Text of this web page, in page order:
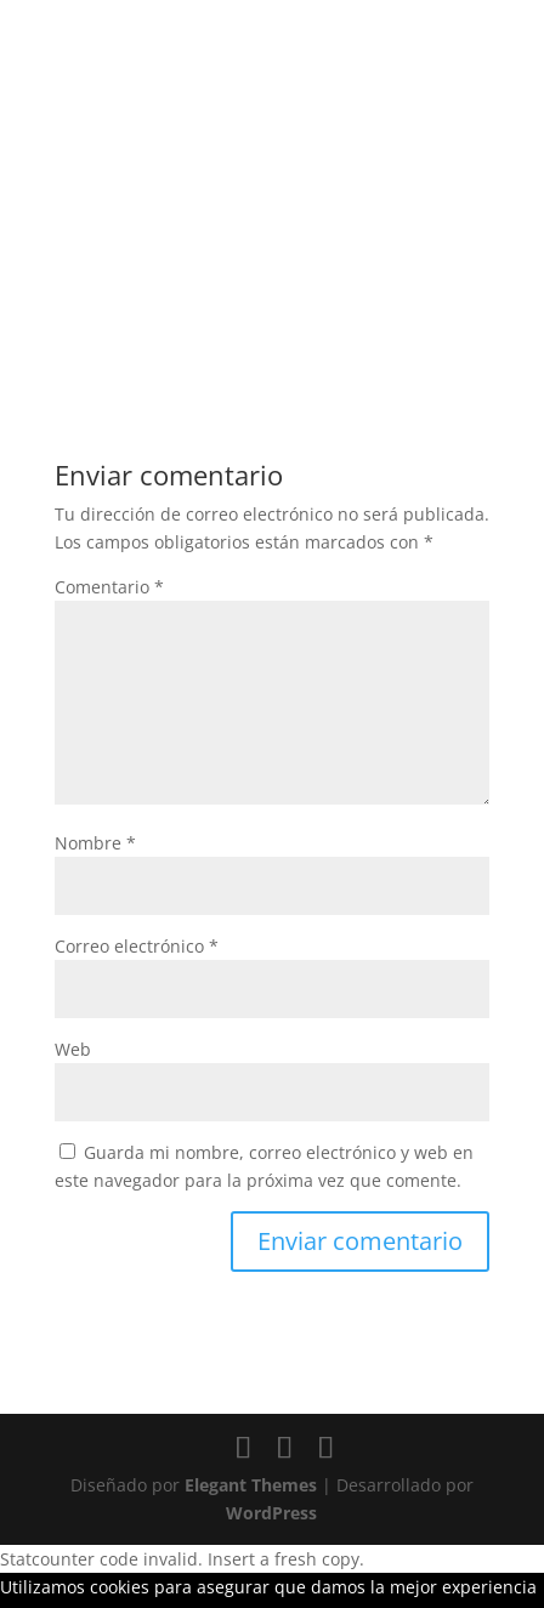
Enviar comentario
Tu dirección de correo electrónico no será publicada.
Los campos obligatorios están marcados con *
Comentario *
Nombre *
Correo electrónico *
Web
Guarda mi nombre, correo electrónico y web en
este navegador para la próxima vez que comente.
Diseñado por Elegant Themes| Desarrollado por
WordPress
Statcounter code invalid. Insert a fresh copy.
Utilizamos cookies para asegurar que damos la mejor experiencia